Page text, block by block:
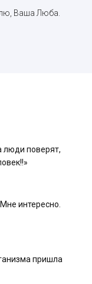
Ваша Люба.
люди поверят,
интересно.
пришла